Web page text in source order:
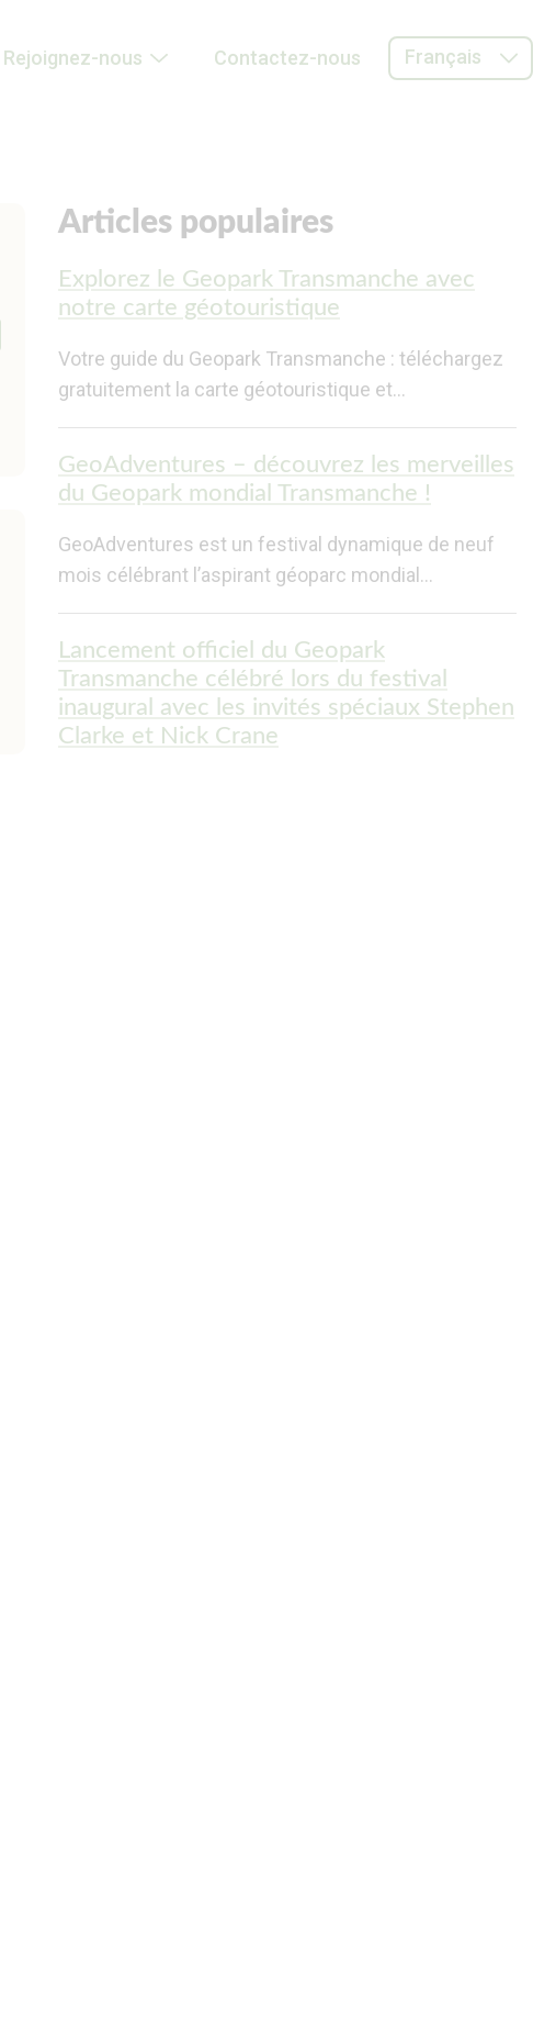
Rejoignez-nous Contactez-nous Français
Articles populaires
Explorez le Geopark Transmanche avec
notre carte géotouristique
Votre guide du Geopark Transmanche : téléchargez
gratuitement la carte géotouristique et…
GeoAdventures – découvrez les merveilles
du Geopark mondial Transmanche !
GeoAdventures est un festival dynamique de neuf
mois célébrant l’aspirant géoparc mondial…
Lancement officiel du Geopark
Transmanche célébré lors du festival
inaugural avec les invités spéciaux Stephen
Clarke et Nick Crane